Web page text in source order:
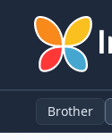
Brother